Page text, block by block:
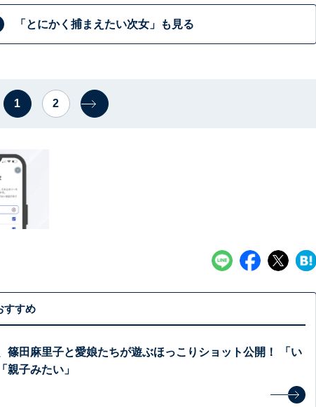
「とにかく捕まえたい次女」も見る
1 2
すすめ
篠田麻里子と愛娘たちが遊ぶほっこりショット公開！ 「い
親子みたい」